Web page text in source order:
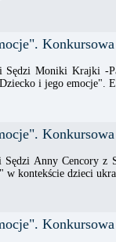
Sędzi Moniki Krajki -
i jego emocje".
Sędzi Anny Cencory z
w kontekście dzieci